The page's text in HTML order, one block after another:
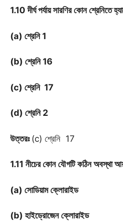
1.10 দীর্ঘ পর্যায় সারণির কোন
(a) শ্রেনি 1
(b) শ্রেনি 16
(c) শ্রেনি 17
(d) শ্রেনি 2
উত্তরঃ (c) শ্রেনি 17
1.11 নীচের কোন যৌগটি কঠিন অবস্থা
(a) সোডিয়াম ক্লোরাইড
(b) হাইড্রোজেন ক্লোরাইড